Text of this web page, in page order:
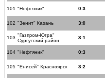
101 "Нефтяник" 0:3
102 "Зенит" Казань 3:0
103 "Газпром-Югра"
Сургутский район
3:1
104 "Нефтяник" 0:3
105 "Енисей" Красноярск 3:2